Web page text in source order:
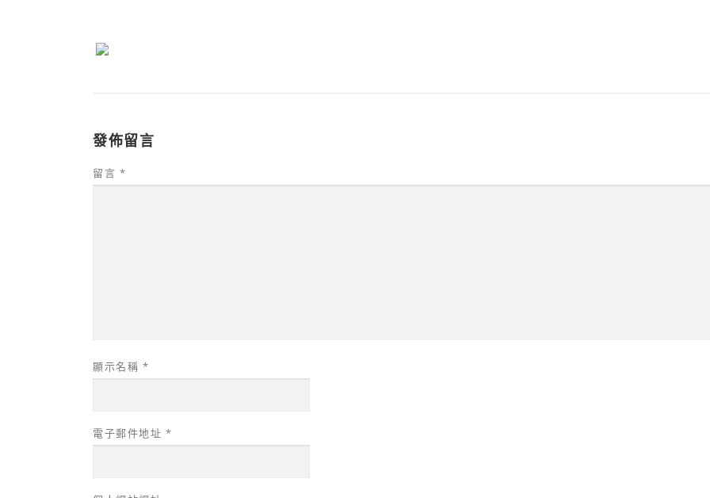
發佈留言
留言 *
顯示名稱 *
電子郵件地址 *